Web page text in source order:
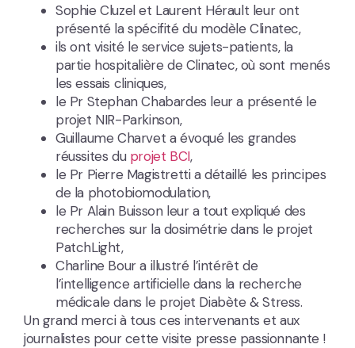
Sophie Cluzel et Laurent Hérault leur ont
présenté la spécifité du modèle Clinatec,
ils ont visité le service sujets-patients, la
partie hospitalière de Clinatec, où sont menés
les essais cliniques,
le Pr Stephan Chabardes leur a présenté le
projet NIR-Parkinson,
Guillaume Charvet a évoqué les grandes
réussites du projet BCI,
le Pr Pierre Magistretti a détaillé les principes
de la photobiomodulation,
le Pr Alain Buisson leur a tout expliqué des
recherches sur la dosimétrie dans le projet
PatchLight,
Charline Bour a illustré l’intérêt de
l’intelligence artificielle dans la recherche
médicale dans le projet Diabète & Stress.
Un grand merci à tous ces intervenants et aux
journalistes pour cette visite presse passionnante !